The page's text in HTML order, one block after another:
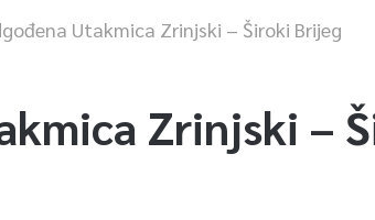
Utakmica Zrinjski – Široki Brijeg
Zrinjski –